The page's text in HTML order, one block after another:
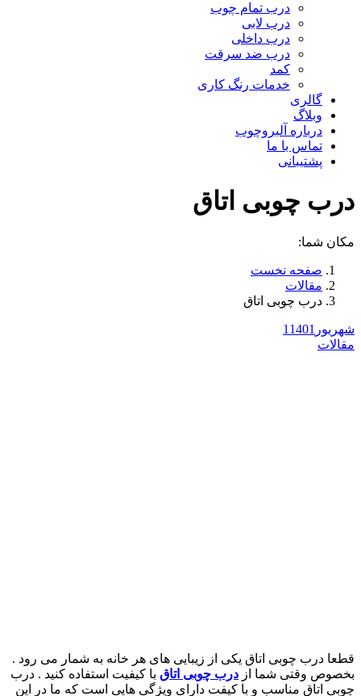
درب تمام چوب
درب لابی
درب داخلی
درب ضد سرقت
کمد
خدمات رنگ کاری
گالری
وبلاگ
درباره آلبروچوب
تماس با ما
پشتیبانی
درب چوبی اتاق
مکان شما:
صفحه نخست
مقالات
درب چوبی اتاق
شهریور 1 1401
مقالات
قطعا درب چوبی اتاق یکی از زیبایی های هر خانه به شمار می رود .
بخصوص وقتی شما از درب چوبی اتاق با کیفیت استفاده کنید . درب
چوبی اتاق مناسب و با کیفت دارای ویژگی هایی است که ما در این